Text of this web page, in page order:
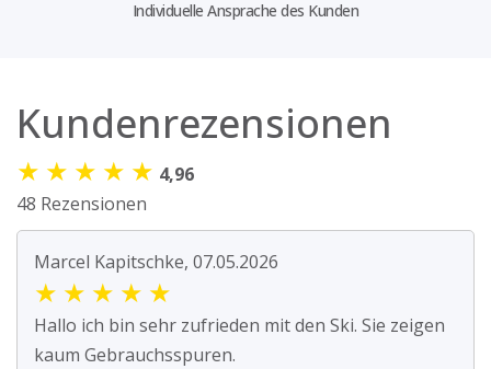
Individuelle Ansprache des Kunden
Kundenrezensionen
★ ★ ★ ★ ★ 4,96
48 Rezensionen
Marcel Kapitschke, 07.05.2026
★ ★ ★ ★ ★
Hallo ich bin sehr zufrieden mit den Ski. Sie zeigen
kaum Gebrauchsspuren.